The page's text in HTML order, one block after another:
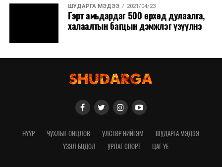
ШУДАРГА МЭДЭЭ 2021/04/23
Гэрт амьдардаг 500 өрхөд дулаалга,
халаалтын багцын дэмжлэг үзүүлнэ
НҮҮР ЧУХЛЫГ ОНЦЛОВ УЛСТӨР НИЙГЭМ
ШУДАРГА МЭДЭЭ
ҮЗЭЛ БОДОЛ
УРЛАГ СПОРТ ЦАГ ҮЕ